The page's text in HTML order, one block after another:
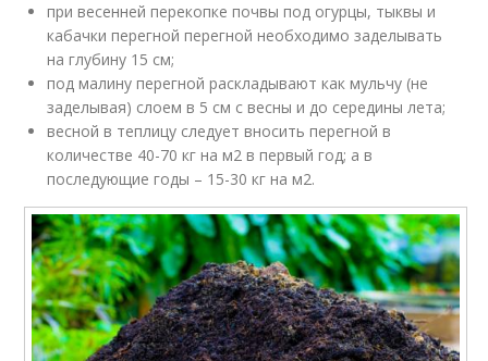
при весенней перекопке почвы под огурцы, тыквы и
кабачки перегной перегной необходимо заделывать
на глубину 15 см;
под малину перегной раскладывают как мульчу (не
заделывая) слоем в 5 см с весны и до середины лета;
весной в теплицу следует вносить перегной в
количестве 40-70 кг на м2 в первый год; а в
последующие годы – 15-30 кг на м2.